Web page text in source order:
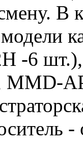
В
-6 шт.),
-